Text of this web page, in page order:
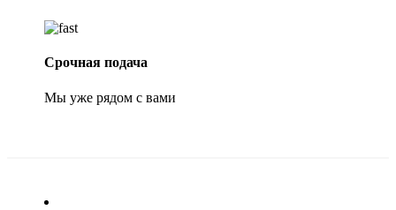
Срочная подача
Мы уже рядом с вами